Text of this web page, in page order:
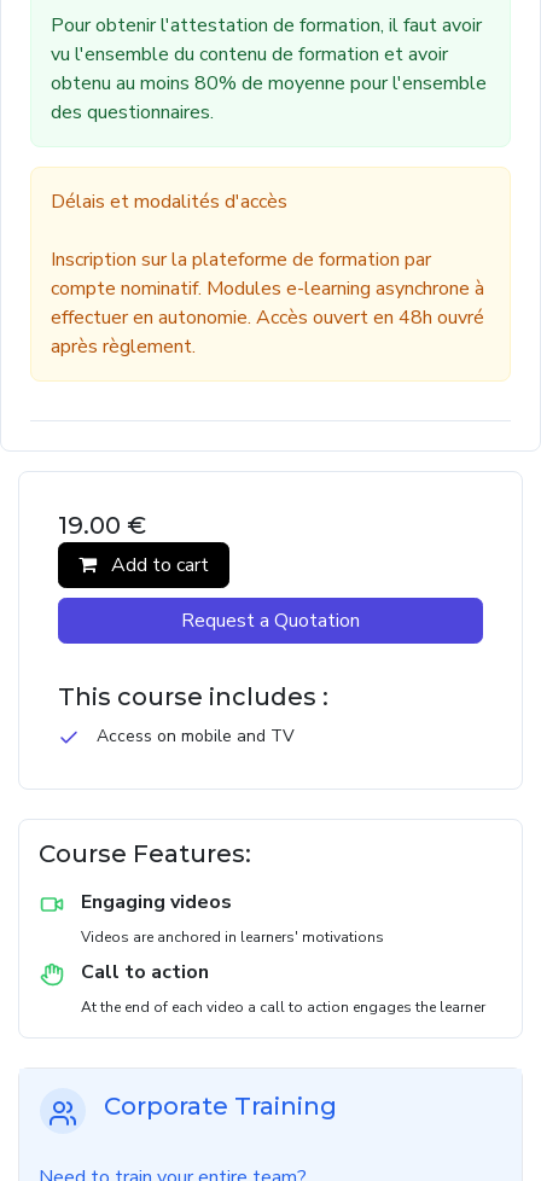
Pour obtenir l'attestation de formation, il faut avoir
vu l'ensemble du contenu de formation et avoir
obtenu au moins 80% de moyenne pour l'ensemble
des questionnaires.
Délais et modalités d'accès
Inscription sur la plateforme de formation par
compte nominatif. Modules e-learning asynchrone à
effectuer en autonomie. Accès ouvert en 48h ouvré
après règlement.
19.00 €
Add to cart
Request a Quotation
This course includes :
Access on mobile and TV
Course Features:
Engaging videos
Videos are anchored in learners' motivations
Call to action
At the end of each video a call to action engages the learner
Corporate Training